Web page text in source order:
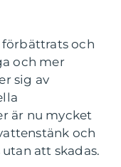
förbättrats och
och mer
sig av
är nu mycket
och
att skadas.